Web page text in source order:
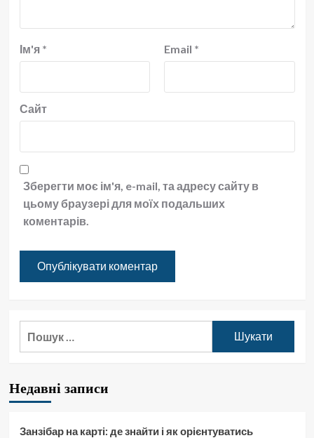
Ім'я * Email *
Сайт
Зберегти моє ім'я, e-mail, та адресу сайту в
цьому браузері для моїх подальших
коментарів.
Недавні записи
Занзібар на карті: де знайти і як орієнтуватись